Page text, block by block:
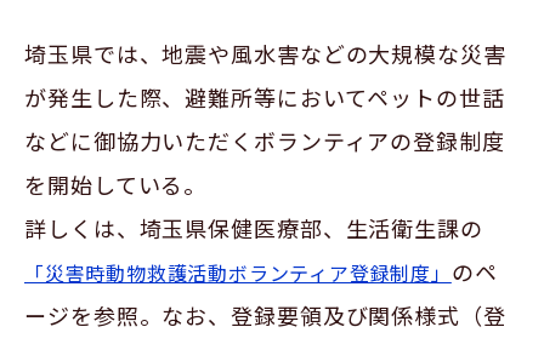
埼玉県では、地震や風水害などの大規模な災害
が発生した際、避難所等においてペットの世話
などに御協力いただくボランティアの登録制度
を開始している。
詳しくは、埼玉県保健医療部、生活衛生課の
「災害時動物救護活動ボランティア登録制度」 のペ
ージを参照。なお、登録要領及び関係様式（登